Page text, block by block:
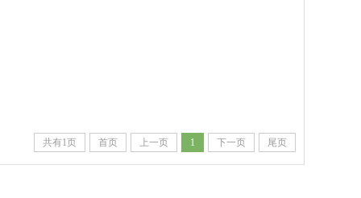
共有1页 首页 上一页 1 下一页 尾页